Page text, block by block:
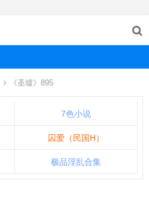
《圣墟》895
7色小说
囚爱（民国H）
极品淫乱合集